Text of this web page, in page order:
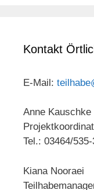
Kontakt
E-Mail:
Anne Kauschke
Tel.: 03464/
Kiana Nooraei